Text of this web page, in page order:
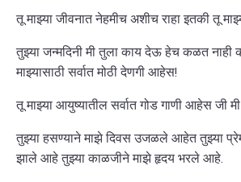
तू माझ्या जीवनात नेहमीच अशीच राहा इतकी तू
तुझ्या जन्मदिनी मी तुला काय देऊ हेच कळत
माझ्यासाठी सर्वात मोठी देणगी आहेस!
तू माझ्या आयुष्यातील सर्वात गोड गाणी आहेस जी
तुझ्या हसण्याने माझे दिवस उजळले आहेत तुझ्या
झाले आहे तुझ्या काळजीने माझे हृदय भरले आहे.